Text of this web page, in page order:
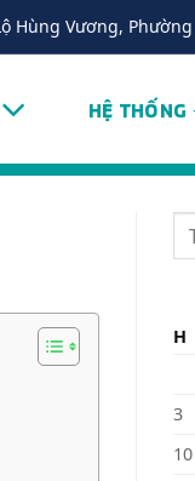
Hùng Vương,
HỆ
H
3
10